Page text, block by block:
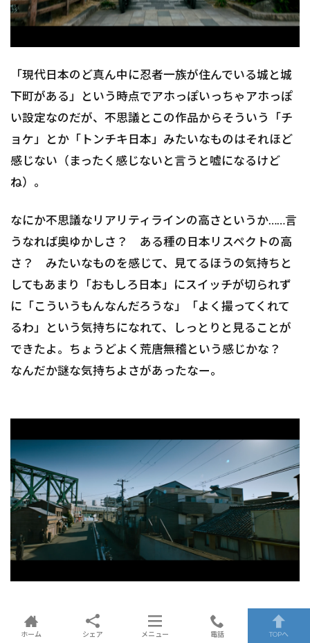
「現代日本のど真ん中に忍者一族が住んでいる城と城
下町がある」という時点でアホっぽいっちゃアホっぽ
い設定なのだが、不思議とこの作品からそういう「チ
ョケ」とか「トンチキ日本」みたいなものはそれほど
感じない（まったく感じないと言うと嘘になるけど
ね）。
なにか不思議なリアリティラインの高さというか……言
うなれば奥ゆかしさ？ ある種の日本リスペクトの高
さ？ みたいなものを感じて、見てるほうの気持ちと
してもあまり「おもしろ日本」にスイッチが切られず
に「こういうもんなんだろうな」「よく撮ってくれて
るわ」という気持ちになれて、しっとりと見ることが
できたよ。ちょうどよく荒唐無稽という感じかな？
なんだか謎な気持ちよさがあったなー。
ホーム シェア メニュー 電話 TOPへ